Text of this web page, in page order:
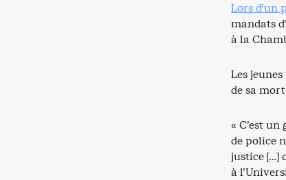
Lors d’un
mandats
à la
Les
de sa
« C’est
de police
justice […]
à